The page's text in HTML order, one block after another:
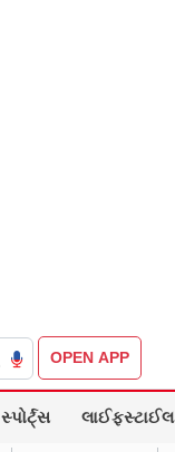
OPEN APP
સ્પોર્ટ્સ લાઈફસ્ટાઈલ